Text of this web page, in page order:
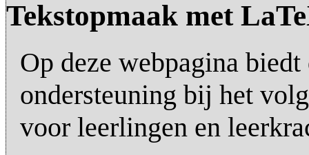
Tekstopmaak met
Op deze webpagina
ondersteuning bij het
voor leerlingen en